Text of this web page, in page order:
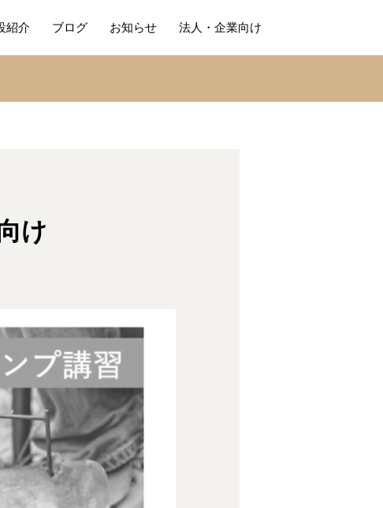
紹介 ブログ お知らせ 法人・企業向け
け